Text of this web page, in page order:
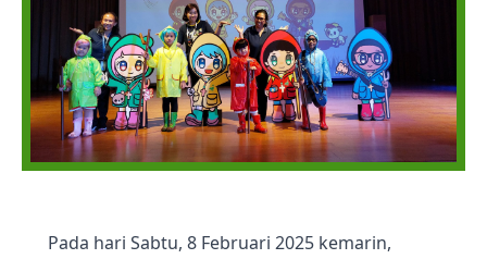
Pada hari Sabtu, 8 Februari 2025 kemarin,